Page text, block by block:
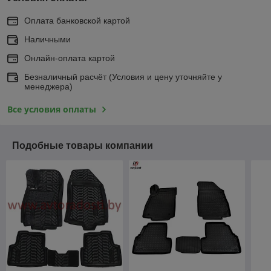
Оплата банковской картой
Наличными
Онлайн-оплата картой
Безналичный расчёт (Условия и цену уточняйте у
менеджера)
Все условия оплаты
Подобные товары компании